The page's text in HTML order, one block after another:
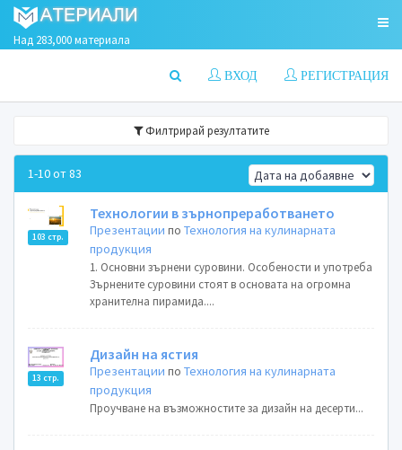
Над 283,000 материала
РЕГИСТРАЦИЯ
ВХОД
Филтрирай резултатите
1-10 от 83
103 стр.
Технологии в зърнопреработването
Презентации поТехнология на кулинарната
продукция
1. Основни зърнени суровини. Особености и употреба
Зърнените суровини стоят в основата на огромна
хранителна пирамида....
13 стр.
Дизайн на ястия
Презентации поТехнология на кулинарната
продукция
Проучване на възможностите за дизайн на десерти...